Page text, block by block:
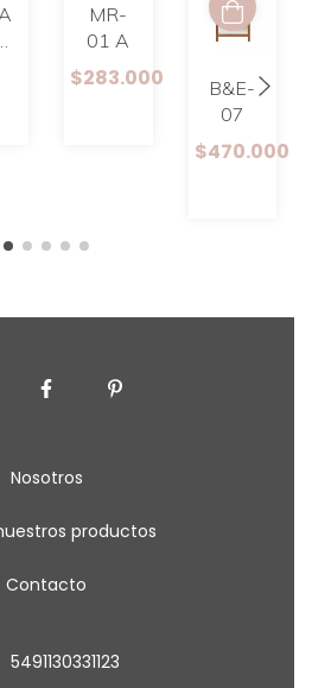
MR-
01 A
$283.000
B&E-
07
$470.000
Nosotros
productos
Contacto
5491130331123